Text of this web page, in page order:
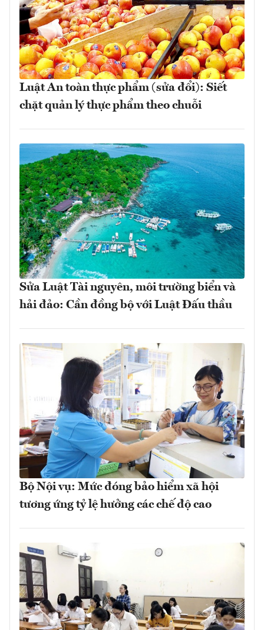
Luật An toàn thực phẩm (sửa đổi): Siết
chặt quản lý thực phẩm theo chuỗi
Sửa Luật Tài nguyên, môi trường biển và
hải đảo: Cần đồng bộ với Luật Đấu thầu
Bộ Nội vụ: Mức đóng bảo hiểm xã hội
tương ứng tỷ lệ hưởng các chế độ cao